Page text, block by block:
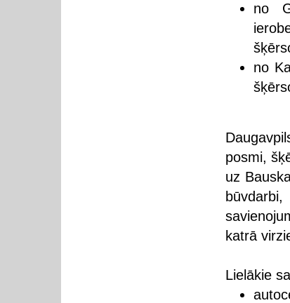
no
no
posmi,
uz
katrā
Lielākie